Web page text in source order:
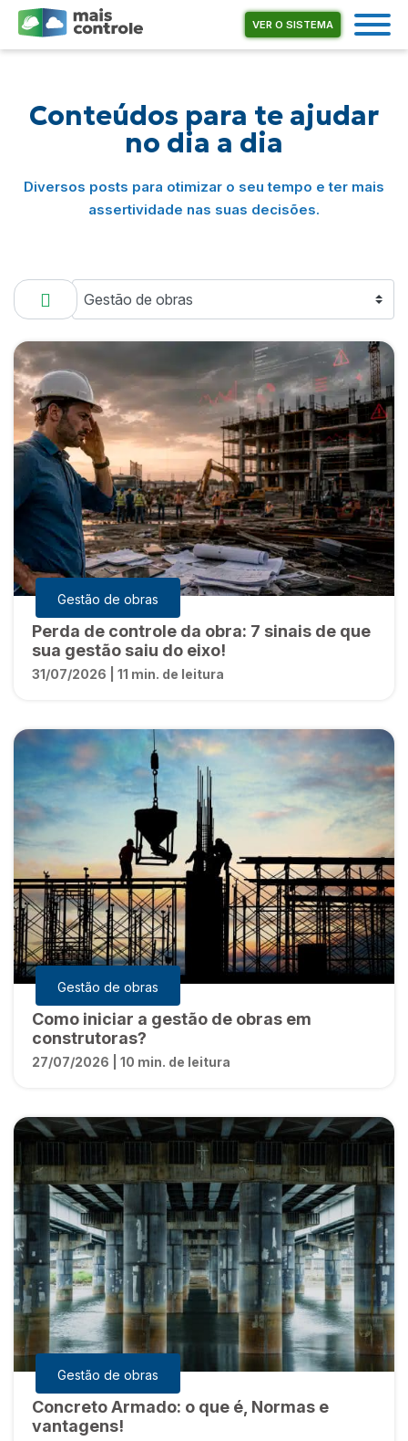
VER O SISTEMA
Conteúdos para te ajudar
no dia a dia
Diversos posts para otimizar o seu tempo e ter mais
assertividade nas suas decisões.
Gestão de obras
Perda de controle da obra: 7 sinais de que
sua gestão saiu do eixo!
31/07/2026 | 11 min. de leitura
Gestão de obras
Como iniciar a gestão de obras em
construtoras?
27/07/2026 | 10 min. de leitura
Gestão de obras
Concreto Armado: o que é, Normas e
vantagens!